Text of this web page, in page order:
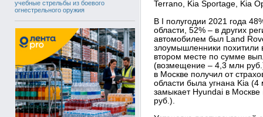
учебные стрельбы из боевого
огнестрельного оружия
Terrano, Kia Sportage, Kia
В I полугодии 2021 года
области, 52% – в других
автомобилем был Land
злоумышленники похитили
втором месте по сумме
(возмещение – 4,3 млн
в Москве получил от
области была угнана Kia
замыкает Hyundai в
руб.).